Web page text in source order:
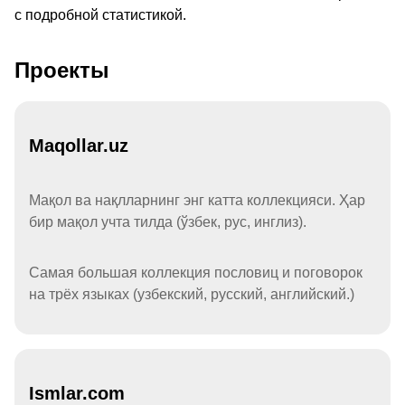
с подробной статистикой.
Проекты
Maqollar.uz
Мақол ва нақлларнинг энг катта коллекцияси. Ҳар
бир мақол учта тилда (ўзбек, рус, инглиз).
Самая большая коллекция пословиц и поговорок
на трёх языках (узбекский, русский, английский.)
Ismlar.com